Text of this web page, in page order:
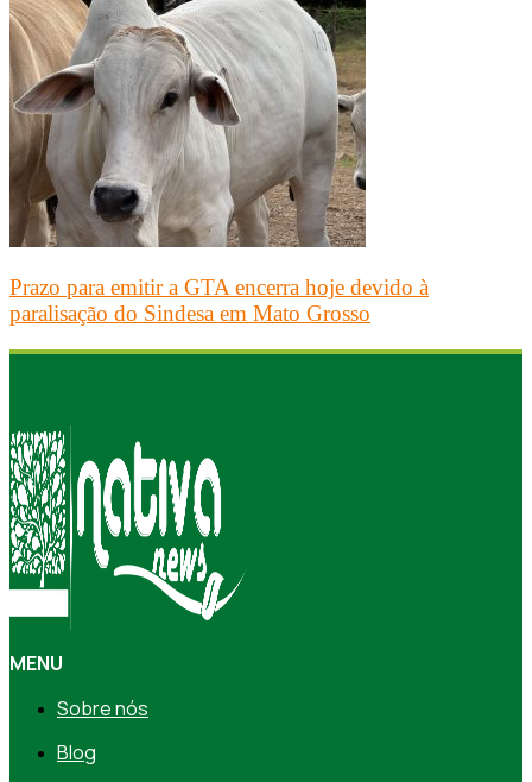
Prazo para emitir a GTA encerra hoje devido à
paralisação do Sindesa em Mato Grosso
MENU
Sobre nós
Blog